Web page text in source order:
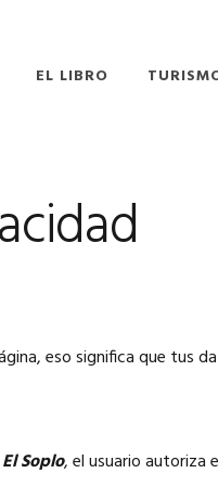
EL LIBRO
eso significa que tus
El Soplo, el usuario autoriza